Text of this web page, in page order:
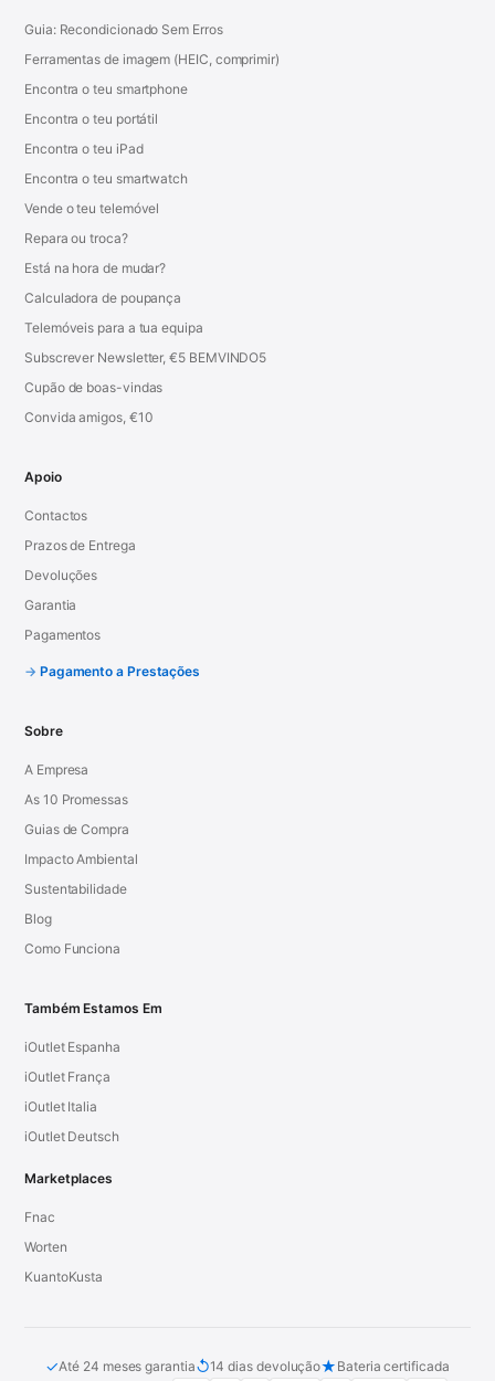
Guia: Recondicionado Sem Erros
Ferramentas de imagem (HEIC, comprimir)
Encontra o teu smartphone
Encontra o teu portátil
Encontra o teu iPad
Encontra o teu smartwatch
Vende o teu telemóvel
Repara ou troca?
Está na hora de mudar?
Calculadora de poupança
Telemóveis para a tua equipa
Subscrever Newsletter, €5 BEMVINDO5
Cupão de boas-vindas
Convida amigos, €10
Apoio
Contactos
Prazos de Entrega
Devoluções
Garantia
Pagamentos
Pagamento a Prestações
Sobre
A Empresa
As 10 Promessas
Guias de Compra
Impacto Ambiental
Sustentabilidade
Blog
Como Funciona
Também Estamos Em
iOutlet Espanha
iOutlet França
iOutlet Italia
iOutlet Deutsch
Marketplaces
Fnac
Worten
KuantoKusta
✓Até 24 meses garantia↺14 dias devolução★ Bateria certificada